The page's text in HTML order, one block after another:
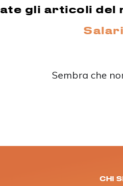
gli articoli del
Sembra che
CHI